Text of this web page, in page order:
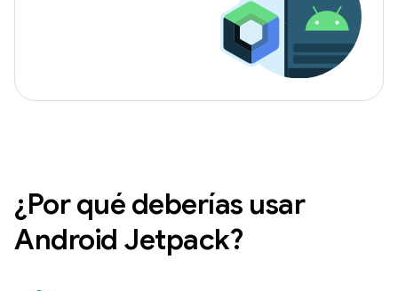
¿Por qué deberías usar
Android Jetpack?